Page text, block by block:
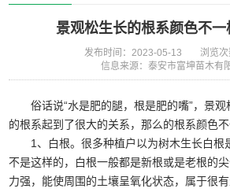
景观松生长的根系颜色不一
发布时间：2023-05-13
浏览
信息来源：泰安市富坤苗木有
俗话说“水是肥的腿，根是肥的嘴”，景
的根系起到了很大的关系，那么的根系颜色不
1、白根。很多种植户以为树木生长白根
不是这样的，白根一般都是新根或是老根的
力强，能使周围的土壤呈氧化状态，属于很